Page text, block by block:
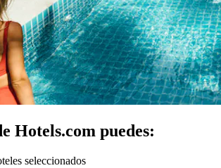
Hotels.com puedes:
seleccionados